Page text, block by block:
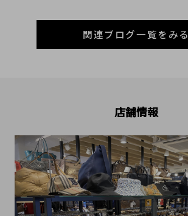
関連ブログ一覧をみる
店舗情報